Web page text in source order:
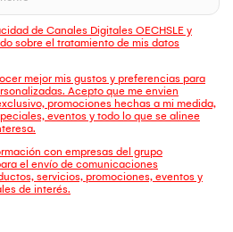
de Canales Digitales OECHSLE y
sobre el tratamiento de mis datos
mejor mis gustos y preferencias para
Acepto que me envien
promociones hechas a mi medida,
eventos y todo lo que se alinee
con empresas del grupo
el envío de comunicaciones
servicios, promociones, eventos y
de interés.